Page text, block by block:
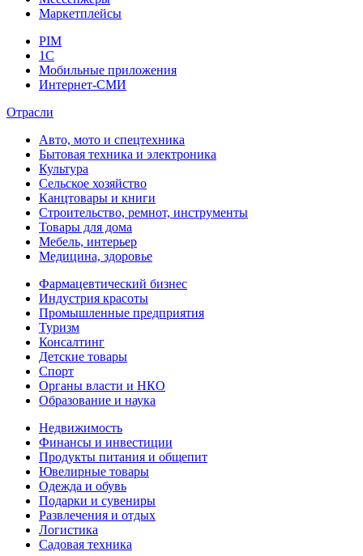
Маркетплейсы
PIM
1C
Мобильные приложения
Интернет-СМИ
Отрасли
Авто, мото и спецтехника
Бытовая техника и электроника
Культура
Сельское хозяйство
Канцтовары и книги
Строительство, ремнот, инструменты
Товары для дома
Мебель, интерьер
Медицина, здоровье
Фармацевтический бизнес
Индустрия красоты
Промышленные предприятия
Туризм
Консалтинг
Детские товары
Спорт
Органы власти и НКО
Образование и наука
Недвижимость
Финансы и инвестиции
Продукты питания и общепит
Ювелирные товары
Одежда и обувь
Подарки и сувениры
Развлечения и отдых
Логистика
Садовая техника